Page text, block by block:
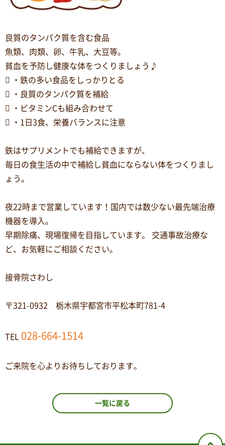
良質のタンパク質を含む食品
魚類、肉類、卵、牛乳、大豆等。
貧血を予防し健康な体をつくりましょう♪
 ・鉄の多い食品をしっかりとる
 ・良質のタンパク質を補給
 ・ビタミンCも組み合わせて
 ・1日3食、栄養バランスに注意
鉄はサプリメントでも補給できますが、
毎日の食生活の中で補給し貧血にならない体をつくりまし
ょう。
夜22時まで営業しています！国内では数少ない最先端治療
機器を導入。
早期除痛、現場復帰を目指しています。 交通事故治療な
ど、お気軽にご相談ください。
接骨院さわし
〒321-0932 栃木県宇都宮市平松本町781-4
TEL 028-664-1514
ご来院を心よりお待ちしております。
一覧に戻る